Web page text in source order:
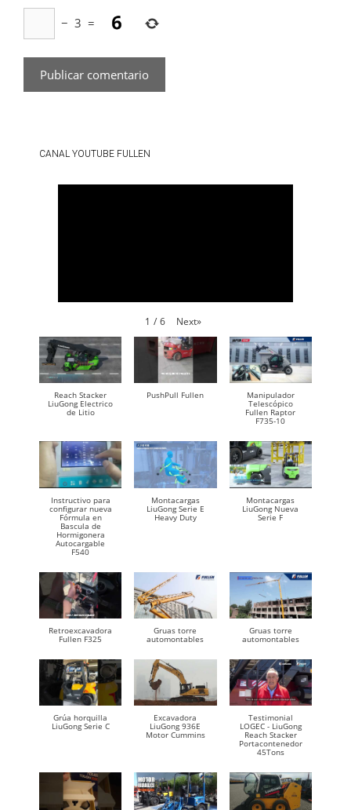
− 3 =
CANAL YOUTUBE FULLEN
1 / 6 Next»
Reach Stacker
LiuGong Electrico
de Litio
PushPull Fullen
Manipulador
Telescópico
Fullen Raptor
F735-10
Instructivo para
configurar nueva
Fórmula en
Bascula de
Hormigonera
Autocargable
F540
Montacargas
LiuGong Serie E
Heavy Duty
Montacargas
LiuGong Nueva
Serie F
Retroexcavadora
Fullen F325
Gruas torre
automontables
Gruas torre
automontables
Grúa horquilla
LiuGong Serie C
Excavadora
LiuGong 936E
Motor Cummins
Testimonial
LOGEC - LiuGong
Reach Stacker
Portacontenedor
45Tons